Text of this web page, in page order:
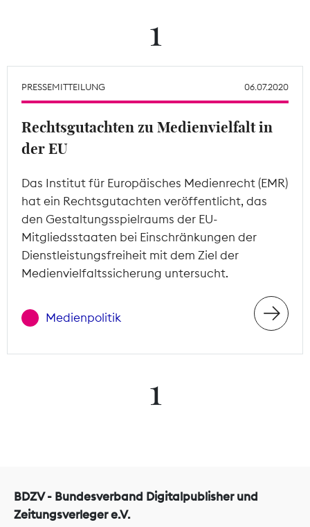
Theodor-Wolff-Preis
Wächterpreis
ALLE THEMEN
Mitgliederbereich
1
PRESSEMITTEILUNG 06.07.2020
Rechtsgutachten zu Medienvielfalt in
der EU
Das Institut für Europäisches Medienrecht (EMR)
hat ein Rechtsgutachten veröffentlicht, das
den Gestaltungsspielraums der EU-
Mitgliedsstaaten bei Einschränkungen der
Dienstleistungsfreiheit mit dem Ziel der
Medienvielfaltssicherung untersucht.
Medienpolitik
1
BDZV - Bundesverband Digitalpublisher und
Zeitungsverleger e.V.